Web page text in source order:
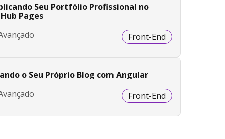
Seu Portfólio Profissional no
Pages
Front-End
o Seu Próprio Blog com Angular
Front-End